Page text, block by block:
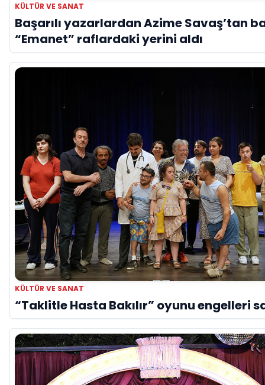
KÜLTÜR VE SANAT
Başarılı yazarlardan Azime Savaş’tan
“Emanet” raflardaki yerini aldı
KÜLTÜR VE SANAT
“Taklitle Hasta Bakılır” oyunu engelleri